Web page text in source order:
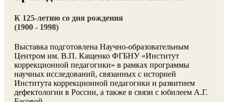
К 125-летию со дня рождения
(1900 - 1998)
Выставка подготовлена Научно-образовательным
Центром им. В.П. Кащенко ФГБНУ «Институт
коррекционной педагогики» в рамках программы
научных исследований, связанных с историей
Института коррекционной педагогики и развитием
дефектологии в России, а также в связи с юбилеем А.Г.